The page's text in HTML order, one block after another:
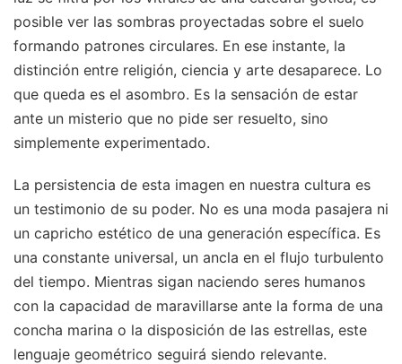
posible ver las sombras proyectadas sobre el suelo
formando patrones circulares. En ese instante, la
distinción entre religión, ciencia y arte desaparece. Lo
que queda es el asombro. Es la sensación de estar
ante un misterio que no pide ser resuelto, sino
simplemente experimentado.
La persistencia de esta imagen en nuestra cultura es
un testimonio de su poder. No es una moda pasajera ni
un capricho estético de una generación específica. Es
una constante universal, un ancla en el flujo turbulento
del tiempo. Mientras sigan naciendo seres humanos
con la capacidad de maravillarse ante la forma de una
concha marina o la disposición de las estrellas, este
lenguaje geométrico seguirá siendo relevante.